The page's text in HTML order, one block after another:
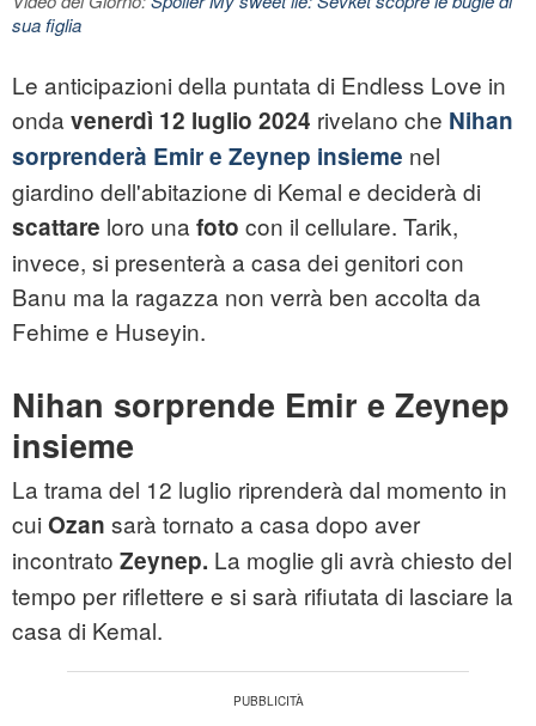
sua figlia
Le anticipazioni della puntata di Endless Love in
onda venerdì 12 luglio 2024 rivelano che Nihan
sorprenderà Emir e Zeynep insieme nel
giardino dell'abitazione di Kemal e deciderà di
scattare loro una foto con il cellulare. Tarik,
invece, si presenterà a casa dei genitori con
Banu ma la ragazza non verrà ben accolta da
Fehime e Huseyin.
Nihan sorprende Emir e Zeynep
insieme
La trama del 12 luglio riprenderà dal momento in
cui Ozan sarà tornato a casa dopo aver
incontrato Zeynep. La moglie gli avrà chiesto del
tempo per riflettere e si sarà rifiutata di lasciare la
casa di Kemal.